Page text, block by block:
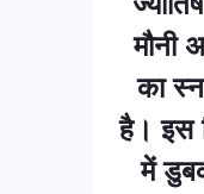
मौनी
का
है। इस
में